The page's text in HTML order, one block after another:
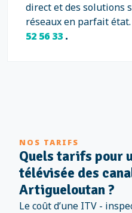
direct et des solutions
réseaux en parfait état.
52 56 33 .
NOS TARIFS
Quels tarifs pour
télévisée des
Artigueloutan ?
Le coût d’une ITV -